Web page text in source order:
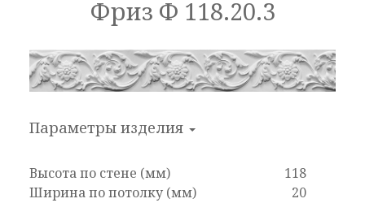
Фриз Ф 118.20.3
Параметры изделия
Высота по стене (мм)
118
Ширина по потолку (мм)
20